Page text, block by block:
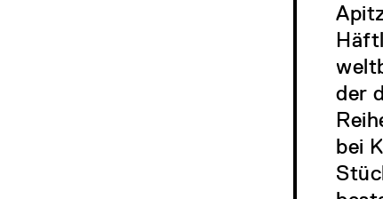
der
bei